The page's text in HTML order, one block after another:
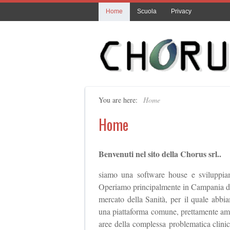
Home Scuola Privacy
You are here: Home
Home
Benvenuti nel sito della Chorus srl..
siamo una software house e
Operiamo principalmente in Campania
mercato della Sanità, per il quale
una piattaforma comune, prettamente
aree della complessa problematica